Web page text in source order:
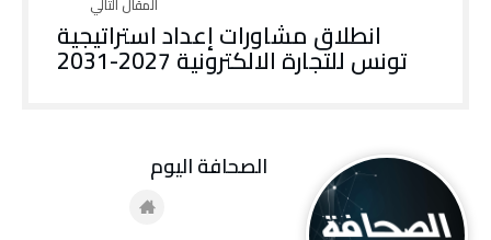
انطلاق مشاورات إعداد استراتيجية
تونس للتجارة الالكترونية 2027-2031